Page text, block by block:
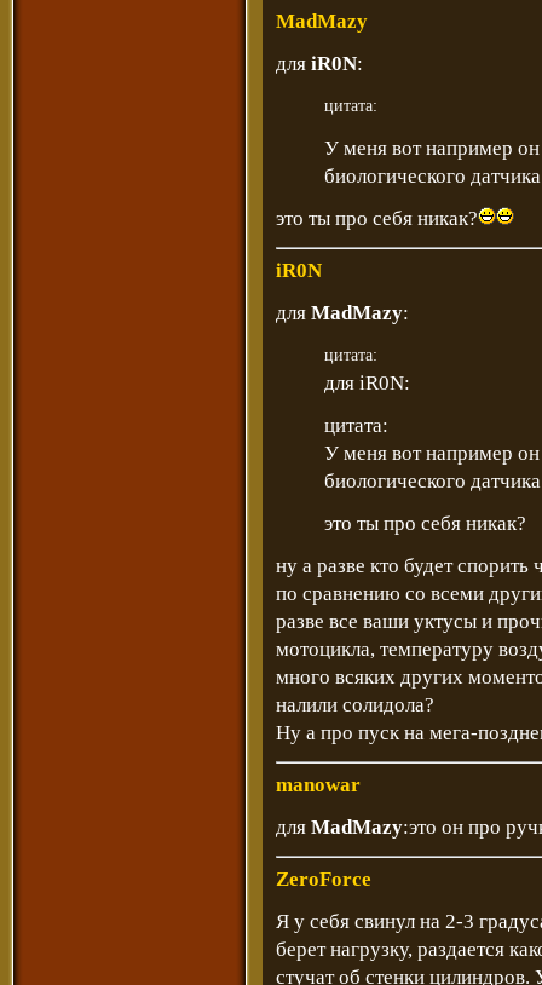
MadMazy
для iR0N:
цитата:
У меня вот например он
биологического датчика
это ты про себя никак?
iR0N
для MadMazy:
цитата:
для iR0N:
цитата:
У меня вот например он
биологического датчика
это ты про себя никак?
ну а разве кто будет спорить
по сравнению со всеми
разве все ваши уктусы и
мотоцикла, температуру
много всяких других
налили солидола?
Ну а про пуск на мега-
manowar
для MadMazy:это он про
ZeroForce
Я у себя свинул на 2-3
берет нагрузку, раздается
стучат об стенки цилиндров.